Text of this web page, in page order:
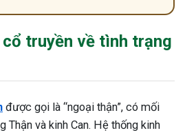
cổ truyền về tình trạng
được gọi là “ngoại thận”, có mối
Thận và kinh Can. Hệ thống kinh